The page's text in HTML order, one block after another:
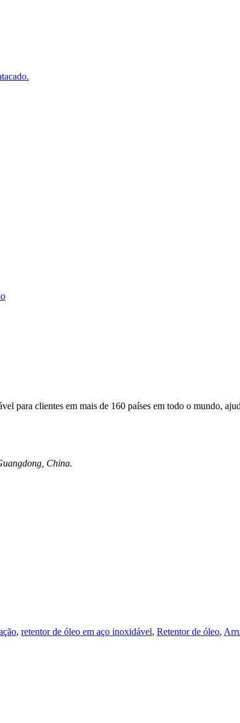
para clientes em mais de 160 países em todo o mundo,
China.
, retentor de óleo em aço inoxidável, Retentor de óleo,